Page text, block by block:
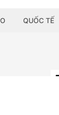
QUỐC TẾ